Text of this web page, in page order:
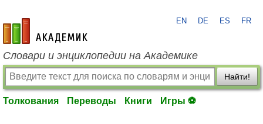
academic.ru
EN DE ES FR
Словари и энциклопедии на Академике
Найти!
Толкования Переводы Книги Игры ⚽